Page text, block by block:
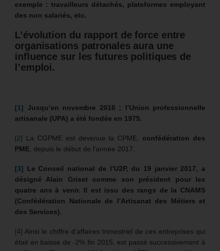
exemple : travailleurs détachés, plateformes employant
des non salariés, etc.
L’évolution du rapport de force entre
organisations patronales aura une
influence sur les futures politiques de
l’emploi.
[1] Jusqu’en novembre 2016 ; l’Union professionnelle
artisanale (UPA) a été fondée en 1975.
[2] La CGPME est devenue la CPME, confédération des
PME, depuis le début de l’année 2017.
[3] Le Conseil national de l’U2P, du 19 janvier 2017, a
désigné Alain Griset comme son président pour les
quatre ans à venir. Il est issu des rangs de la CNAMS
(Confédération Nationale de l’Artisanat des Métiers et
des Services).
[4] Ainsi le chiffre d’affaires trimestriel de ces entreprises qui
était en baisse de -2% fin 2015, est passé successivement à